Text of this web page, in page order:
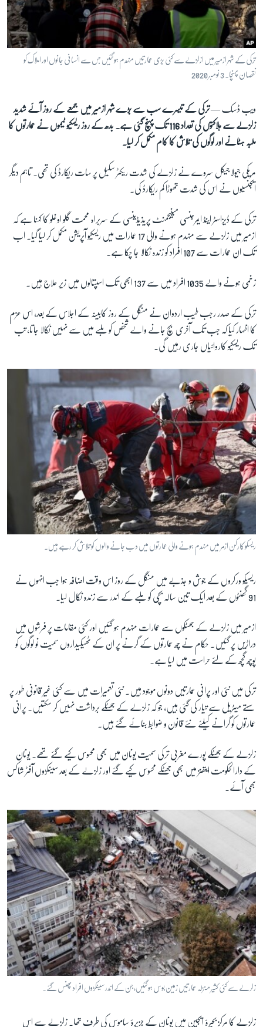
آرٹ
آزادیٔ صحافت
سائنس و ٹیکنالوجی
صحت
ویڈیوز
آڈیو
اداریہ
Learning English
FOLLOW US
ترکی کے شہر ازمیر میں ازلزلے سے کئی بڑی عمارتیں منہدم ہو گئیں جس سے انسانی جانوں اور املاک کو
نقصان پہنچا۔ 3 نومبر 2020
ویب ڈسک —ترکی کے تیسرے سب سے بڑے شہر ازمیر میں جمعے کے روز آئے شدید
زلزلے سے ہلاکتوں کی تعداد 116 تک پہنچ گئی ہے۔ بدھ کے روز ریسکیو ٹیموں نے عمارتوں کا
ملبہ ہٹانے اور لوگوں کی تلاش کا کام مکمل کر لیا۔
مریکی جیولاجیکل سروے نے زلزلے کی شدت ریکٹر سکیل پر سات ریکارڈ کی تھی۔ تاہم دیگر
ایجنسیوں نے اس کی شدت تھوڑا کم ریکارڈ کی۔
ترکی کے ڈیزاسٹر اینڈ ایمرجنسی مینیجمنٹ پریذیڈینسی کے سربراہ محمت گلو اوغلو کا کہنا ہے کہ
ازمیر میں زلزلے سے منہدم ہونے والی 17 عمارات میں ریسکیو آپریشن مکمل کر لیا گیا۔ اب
تک ان عمارات سے 107 افراد کو زندہ نکالا جا چکا ہے۔
زخمی ہونے والے 1035 افراد میں سے 137 ابھی تک اسپتالوں میں زیر علاج ہیں۔
ترکی کے صدر رجب طیب اردوان نے منگل کے روز کابینہ کے اجلاس کے بعد، اس عزم
کا اظہار کیا کہ جب تک آخری بچ جانے والے شخص کو ملبے میں سے نہیں نکالا جاتا، تب
تک ریسکیو کاروائیاں جاری رہیں گی۔
ریسکو کارکن ازمر میں منہدم ہونے والی عمارتوں میں دب جانے والوں کو تلاش کر رہے ہیں۔
ریسیکو ورکروں کے جوش و جذبے میں منگل کے روز اس وقت اضافہ ہوا جب انہوں نے
91 گھنٹوں کے بعد ایک تین سالہ بچی کو ملبے کے اندر سے زندہ نکال لیا۔
ازمیر میں زلزلے کے جھٹکوں سے عمارات منہدم ہو گئیں اور کئی مقامات پر فرشوں میں
دراڑیں پر گئیں۔ حکام نے چھ عمارتوں کے گرنے پر ان کے ٹھیکیداروں سمیت نو لوگوں کو
پوچھ گچھ کے لئے حراست میں لیا ہے۔
ترکی میں نئی اور پرانی عمارتیں دونوں موجود ہیں۔ نئی تعمیرات میں سے کئی غیر قانونی طور پر
سستے میٹریل سے تیار کی گئی ہیں، جو کہ زلزلے کے جھٹکے برداشت نہیں کر سکتیں۔ پرانی
عمارتوں کو گرانے کیلئے نئے قانون و ضوابط بنائے گئے ہیں۔
زلزلے کے جھٹکے پورے مغربی ترکی سمیت یونان میں بھی محسوس کیے گئے تھے۔ یونان
کے دارالحکومت ایتھنز میں بھی جھٹکے محسوس کیے گئے اور زلزلے کے بعد سینکڑوں آفٹر شاکس
بھی آئے۔
زلرلے سے کئی کثیر منزلہ عمارتیں زمین بوس ہو گئیں، جن کے اندر سینکڑوں افراد پھنس گئے۔
زلزلے کا مرکز بحیرۂ ایجین میں یونان کے جزیرۂ ساموس کی طرف تھا۔ زلزلے سے اس